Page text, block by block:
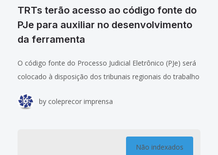
TRTs terão acesso ao código fonte do
PJe para auxiliar no desenvolvimento
da ferramenta
O código fonte do Processo Judicial Eletrônico (PJe) será
colocado à disposição dos tribunais regionais do trabalho
operacionalidades da nova ferramenta. A informação
by coleprecor imprensa
Não indexados